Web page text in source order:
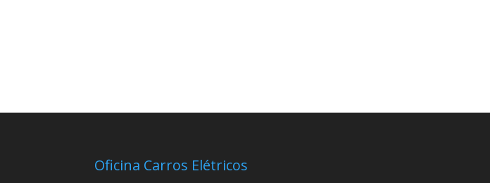
Oficina Carros Elétricos